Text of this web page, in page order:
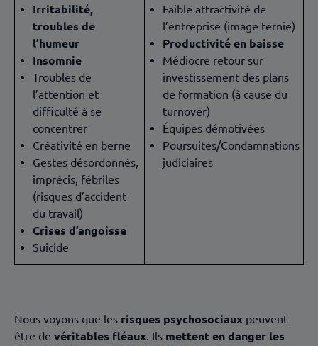
Irritabilité,
troubles de
l’humeur
Insomnie
Troubles de
l’attention et
difficulté à se
concentrer
Créativité en berne
Gestes désordonnés,
imprécis, fébriles
(risques d’accident
du travail)
Crises d’angoisse
Suicide
Faible attractivité de
l’entreprise (image ternie)
Productivité en baisse
Médiocre retour sur
investissement des plans
de formation (à cause du
turnover)
Équipes démotivées
Poursuites/Condamnations
judiciaires
Nous voyons que les risques psychosociaux peuvent
être de véritables fléaux. Ils mettent en danger les